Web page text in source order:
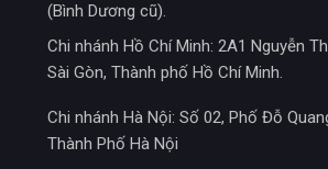
(Bình Dương cũ).
Chi nhánh Hồ Chí Minh: 2A1 Nguyễn
Sài Gòn, Thành phố Hồ Chí Minh.
Chi nhánh Hà Nội: Số 02, Phố Đỗ
Thành Phố Hà Nội